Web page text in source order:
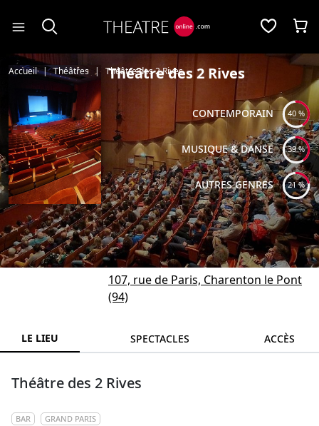
Accueil Théâtres Théâtre des 2 Rives
Théâtre des 2 Rives
107, rue de Paris, Charenton le Pont
(94)
CONTEMPORAIN 40 %
MUSIQUE & DANSE 39 %
AUTRES GENRES 21 %
LE LIEU SPECTACLES ACCÈS
Théâtre des 2 Rives
BAR GRAND PARIS